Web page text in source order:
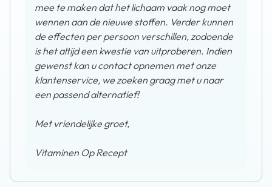
mee te maken dat het lichaam vaak nog moet
wennen aan de nieuwe stoffen. Verder kunnen
de effecten per persoon verschillen, zodoende
is het altijd een kwestie van uitproberen. Indien
gewenst kan u contact opnemen met onze
klantenservice, we zoeken graag met u naar
een passend alternatief!
Met vriendelijke groet,
Vitaminen Op Recept